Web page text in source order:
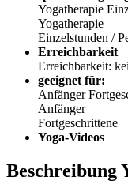
Yogatherapie
Yogatherapie
Einzelstunden /
Erreichbarkeit
Erreichbarkeit:
geeignet für:
Anfänger
Anfänger
Fortgeschrittene
Yoga-Videos
Beschreibung